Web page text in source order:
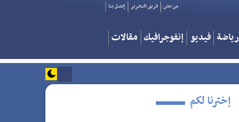
من نحن فريق التحرير إتصل بنا
رياضة فيديو إنفوجرافيك مقالات
إخترنا لكم